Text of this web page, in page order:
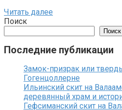
Читать далее
Поиск
Поиск
Последние публикации
Замок-призрак или
Гогенцоллерне
Ильинский скит на
деревянный храм и
Гефсиманский скит на